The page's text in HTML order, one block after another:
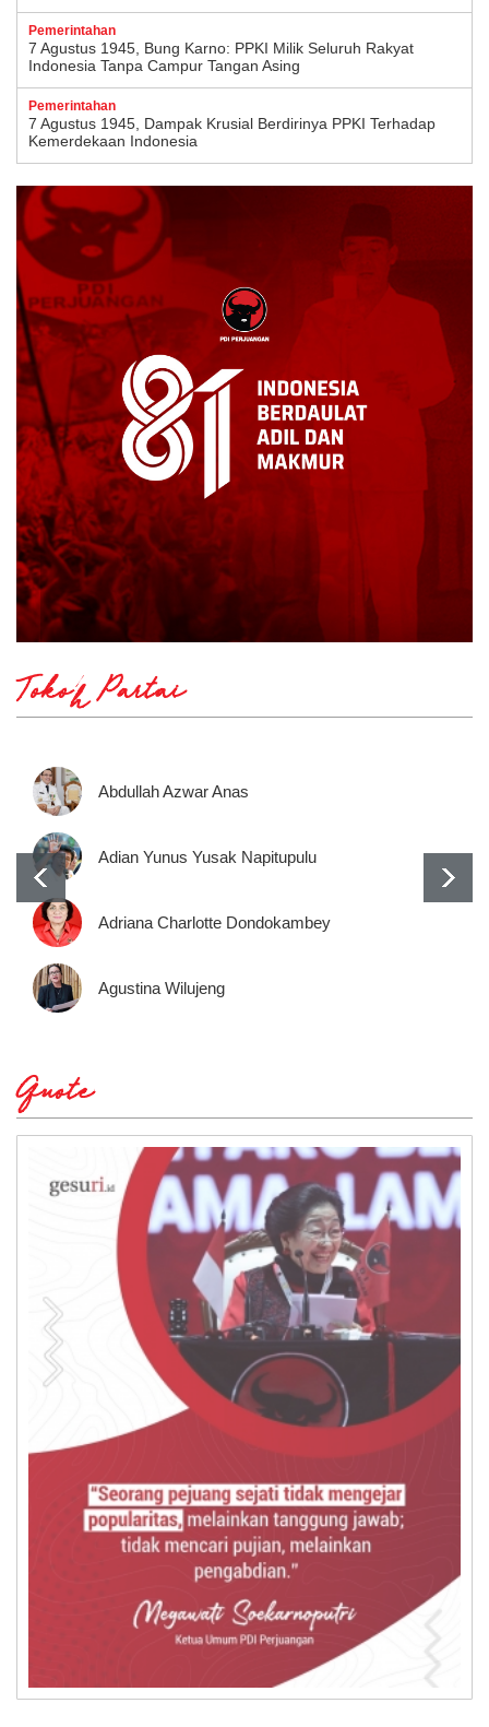
Pemerintahan
7 Agustus 1945, Bung Karno: PPKI Milik Seluruh Rakyat
Indonesia Tanpa Campur Tangan Asing
Pemerintahan
7 Agustus 1945, Dampak Krusial Berdirinya PPKI Terhadap
Kemerdekaan Indonesia
Tokoh Partai
Abdullah Azwar Anas
Adian Yunus Yusak Napitupulu
Adriana Charlotte Dondokambey
Agustina Wilujeng
Quote